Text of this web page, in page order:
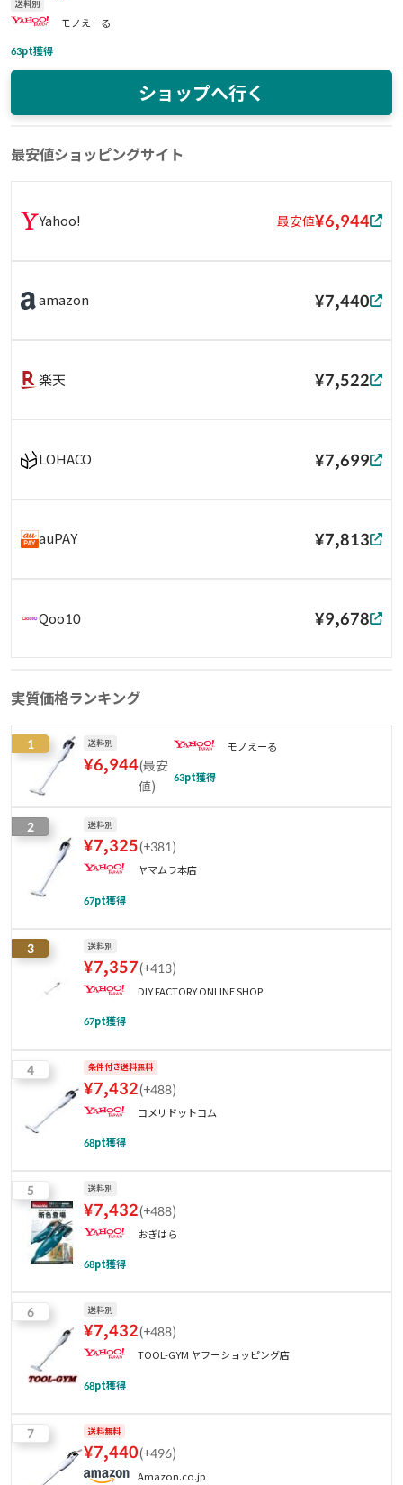
送料別
モノえーる
63pt獲得
ショップへ行く
最安値ショッピングサイト
Yahoo! 最安値¥6,944
amazon ¥7,440
楽天 ¥7,522
LOHACO ¥7,699
auPAY ¥7,813
Qoo10 ¥9,678
実質価格ランキング
1 送料別
¥6,944(最安
値)
モノえーる
63pt獲得
2 送料別
¥7,325(+381)
ヤマムラ本店
67pt獲得
3 送料別
¥7,357(+413)
DIY FACTORY ONLINE SHOP
67pt獲得
4 条件付き送料無料
¥7,432(+488)
コメリドットコム
68pt獲得
5 送料別
¥7,432(+488)
おぎはら
68pt獲得
6 送料別
¥7,432(+488)
TOOL-GYM ヤフーショッピング店
68pt獲得
7 送料無料
¥7,440(+496)
Amazon.co.jp